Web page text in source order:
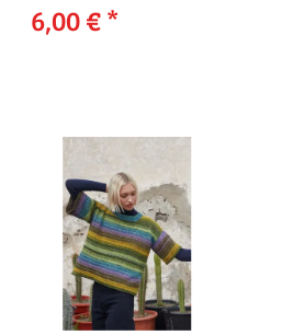
6,00 €*